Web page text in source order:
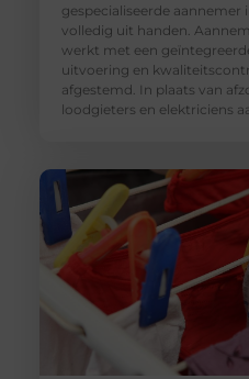
gespecialiseerde aannemer
volledig uit handen.
werkt met een
uitvoering en
afgestemd. In plaats van
loodgieters en elektriciens